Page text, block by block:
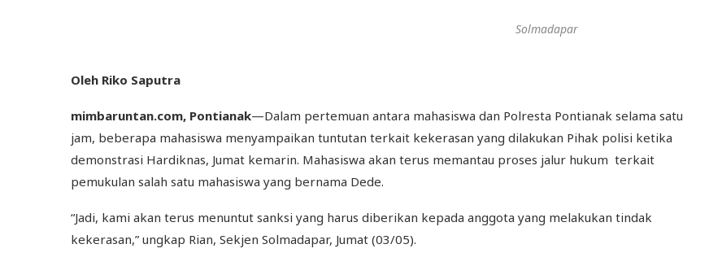
Solmadapar
Oleh Riko Saputra
mimbaruntan.com, Pontianak—Dalam pertemuan antara mahasiswa dan Polresta Pontianak selama satu
jam, beberapa mahasiswa menyampaikan tuntutan terkait kekerasan yang dilakukan Pihak polisi ketika
demonstrasi Hardiknas, Jumat kemarin. Mahasiswa akan terus memantau proses jalur hukum terkait
pemukulan salah satu mahasiswa yang bernama Dede.
“Jadi, kami akan terus menuntut sanksi yang harus diberikan kepada anggota yang melakukan tindak
kekerasan,” ungkap Rian, Sekjen Solmadapar, Jumat (03/05).